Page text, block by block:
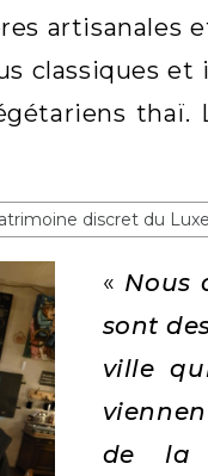
artisanales
classiques
discret du
« Nous
sont
ville
de la